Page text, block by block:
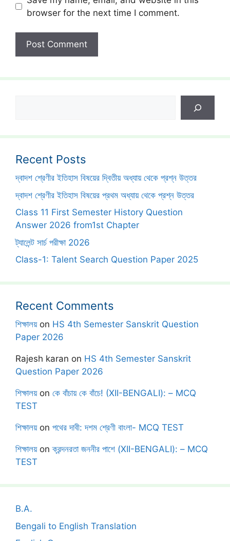
browser for the next time I comment.
Recent Posts
দ্বাদশ শ্রেণীর ইতিহাস বিষয়ের দ্বিতীয় অধ্যায় থেকে প্রশ্ন উত্তর
দ্বাদশ শ্রেণীর ইতিহাস বিষয়ের প্রথম অধ্যায় থেকে প্রশ্ন উত্তর
Class 11 First Semester History Question
Answer 2026 from1st Chapter
ট্যালেন্ট সার্চ পরীক্ষা 2026
Class-1: Talent Search Question Paper 2025
Recent Comments
শিক্ষালয়on HS 4th Semester Sanskrit Question
Paper 2026
Rajesh karan on HS 4th Semester Sanskrit
Question Paper 2026
শিক্ষালয়on কে বাঁচায় কে বাঁচে! (XII-BENGALI): – MCQ
TEST
শিক্ষালয়on পথের দাবী: দশম শ্রেণী বাংলা- MCQ TEST
শিক্ষালয়onক্রন্দনরতা জননীর পাশে (XII-BENGALI): – MCQ
TEST
B.A.
Bengali to English Translation